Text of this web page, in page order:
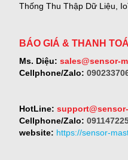
Thống Thu Thập Dữ Liệu,
BÁO GIÁ & THANH
Ms. Diệu: sales@sensor-
Cellphone/Zalo:
HotLine:
Cellphone/Zalo:
website: https://sensor-